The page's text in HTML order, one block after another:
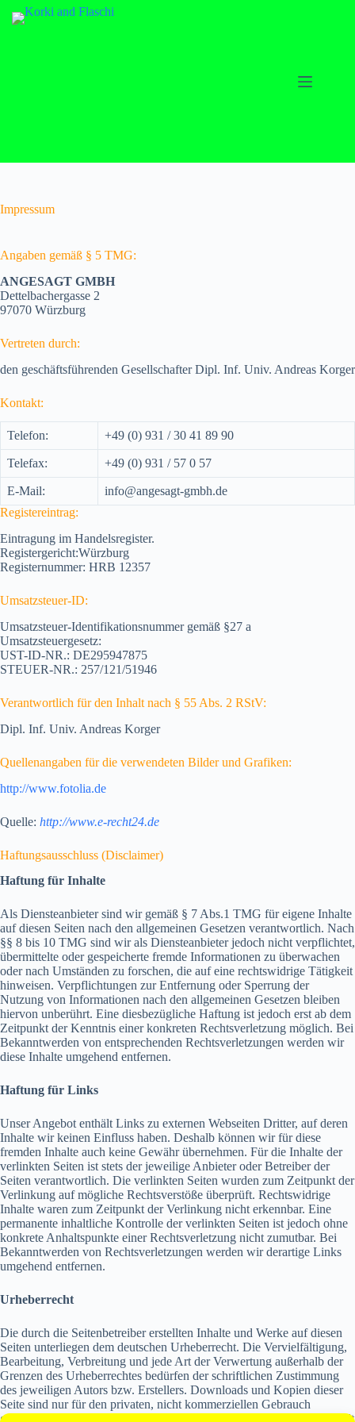
Inhalt
Impressum
Angaben gemäß § 5 TMG:
ANGESAGT GMBH
Dettelbachergasse 2
97070 Würzburg
Vertreten durch:
den geschäftsführenden Gesellschafter Dipl. Inf. Univ. Andreas Korger
Kontakt:
Telefon: +49 (0) 931 / 30 41 89 90
Telefax: +49 (0) 931 / 57 0 57
E-Mail:
info@angesagt-gmbh.de
Registereintrag:
Eintragung im Handelsregister.
Registergericht:Würzburg
Registernummer: HRB 12357
Umsatzsteuer-ID:
Umsatzsteuer-Identifikationsnummer gemäß §27 a
Umsatzsteuergesetz:
UST-ID-NR.: DE295947875
STEUER-NR.: 257/121/51946
Verantwortlich für den Inhalt nach § 55 Abs. 2 RStV:
Dipl. Inf. Univ. Andreas Korger
Quellenangaben für die verwendeten Bilder und Grafiken:
http://www.fotolia.de
Quelle: http://www.e-recht24.de
Haftungsausschluss (Disclaimer)
Haftung für Inhalte
Als Diensteanbieter sind wir gemäß § 7 Abs.1 TMG für eigene Inhalte
auf diesen Seiten nach den allgemeinen Gesetzen verantwortlich. Nach
§§ 8 bis 10 TMG sind wir als Diensteanbieter jedoch nicht verpflichtet,
übermittelte oder gespeicherte fremde Informationen zu überwachen
oder nach Umständen zu forschen, die auf eine rechtswidrige Tätigkeit
hinweisen. Verpflichtungen zur Entfernung oder Sperrung der
Nutzung von Informationen nach den allgemeinen Gesetzen bleiben
hiervon unberührt. Eine diesbezügliche Haftung ist jedoch erst ab dem
Zeitpunkt der Kenntnis einer konkreten Rechtsverletzung möglich. Bei
Bekanntwerden von entsprechenden Rechtsverletzungen werden wir
diese Inhalte umgehend entfernen.
Haftung für Links
Unser Angebot enthält Links zu externen Webseiten Dritter, auf deren
Inhalte wir keinen Einfluss haben. Deshalb können wir für diese
fremden Inhalte auch keine Gewähr übernehmen. Für die Inhalte der
verlinkten Seiten ist stets der jeweilige Anbieter oder Betreiber der
Seiten verantwortlich. Die verlinkten Seiten wurden zum Zeitpunkt der
Verlinkung auf mögliche Rechtsverstöße überprüft. Rechtswidrige
Inhalte waren zum Zeitpunkt der Verlinkung nicht erkennbar. Eine
permanente inhaltliche Kontrolle der verlinkten Seiten ist jedoch ohne
konkrete Anhaltspunkte einer Rechtsverletzung nicht zumutbar. Bei
Bekanntwerden von Rechtsverletzungen werden wir derartige Links
umgehend entfernen.
Urheberrecht
Die durch die Seitenbetreiber erstellten Inhalte und Werke auf diesen
Seiten unterliegen dem deutschen Urheberrecht. Die Vervielfältigung,
Bearbeitung, Verbreitung und jede Art der Verwertung außerhalb der
Grenzen des Urheberrechtes bedürfen der schriftlichen Zustimmung
des jeweiligen Autors bzw. Erstellers. Downloads und Kopien dieser
Seite sind nur für den privaten, nicht kommerziellen Gebrauch
gestattet. Soweit die Inhalte auf dieser Seite nicht vom Betreiber erstellt